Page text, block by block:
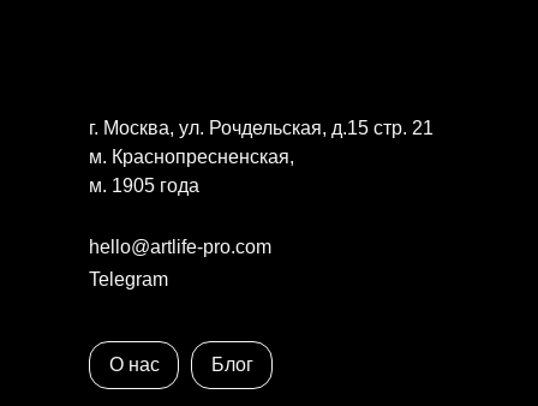
г. Москва, ул. Рочдельская, д.15 стр. 21
м. Краснопресненская,
м. 1905 года
hello@artlife-pro.com
Telegram
О нас Блог